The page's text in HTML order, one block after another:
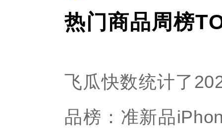
热门商品周榜
飞瓜快数统计了
品榜：准新品